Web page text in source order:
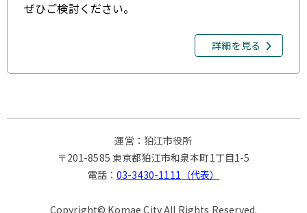
ぜひご検討ください。
詳細を見る
運営：狛江市役所
〒201-8585 東京都狛江市和泉本町1丁目1-5
電話：03-3430-1111（代表）
Copyright© Komae City All Rights Reserved.